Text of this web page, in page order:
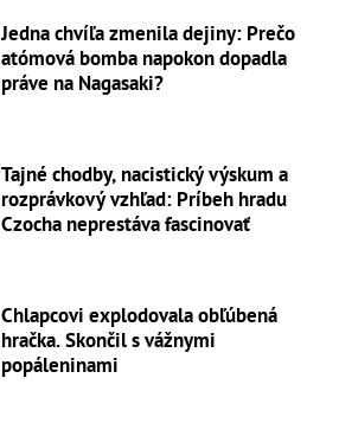
Jedna chvíľa zmenila dejiny: Prečo
atómová bomba napokon dopadla
práve na Nagasaki?
Tajné chodby, nacistický výskum a
rozprávkový vzhľad: Príbeh hradu
Czocha neprestáva fascinovať
Chlapcovi explodovala obľúbená
hračka. Skončil s vážnymi
popáleninami